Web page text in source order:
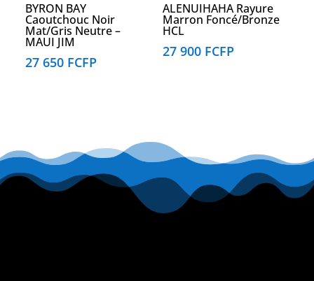
BYRON BAY
Caoutchouc Noir
Mat/Gris Neutre –
MAUI JIM
27 650 FCFP
ALENUIHAHA Rayure
Marron Foncé/Bronze
HCL
27 900 FCFP